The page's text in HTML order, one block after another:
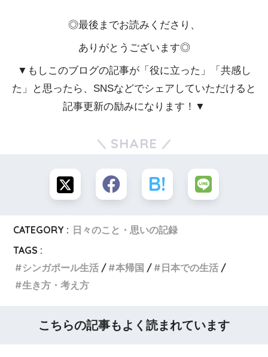
◎最後までお読みくださり、
ありがとうございます◎
▼もしこのブログの記事が「役に立った」「共感し
た」と思ったら、SNSなどでシェアしていただけると
記事更新の励みになります！▼
SHARE
CATEGORY : 日々のこと・思いの記録
TAGS :
シンガポール生活
本帰国
日本での生活
生き方・考え方
こちらの記事もよく読まれています